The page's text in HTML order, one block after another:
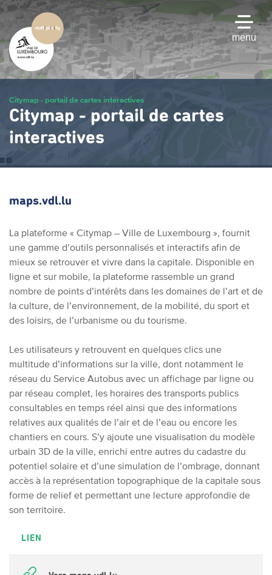
Passer
au
contenu
principal
menu
Citymap - portail de cartes interactives
Citymap - portail de cartes
interactives
maps.vdl.lu
La plateforme « Citymap – Ville de Luxembourg », fournit
une gamme d’outils personnalisés et interactifs afin de
mieux se retrouver et vivre dans la capitale. Disponible en
ligne et sur mobile, la plateforme rassemble un grand
nombre de points d’intérêts dans les domaines de l’art et de
la culture, de l’environnement, de la mobilité, du sport et
des loisirs, de l’urbanisme ou du tourisme.
Les utilisateurs y retrouvent en quelques clics une
multitude d’informations sur la ville, dont notamment le
réseau du Service Autobus avec un affichage par ligne ou
par réseau complet, les horaires des transports publics
consultables en temps réel ainsi que des informations
relatives aux qualités de l’air et de l’eau ou encore les
chantiers en cours. S’y ajoute une visualisation du modèle
urbain 3D de la ville, enrichi entre autres du cadastre du
potentiel solaire et d’une simulation de l’ombrage, donnant
accès à la représentation topographique de la capitale sous
forme de relief et permettant une lecture approfondie de
son territoire.
LIEN